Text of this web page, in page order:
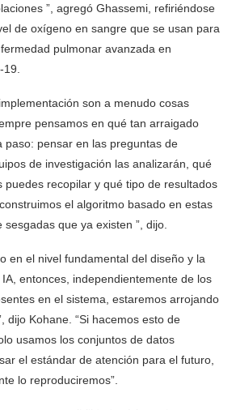
”, agregó Ghassemi, refiriéndose
de oxígeno en sangre que se usan para
pulmonar avanzada en
son a menudo cosas
pensamos en qué tan arraigado
paso: pensar en las preguntas de
de investigación las analizarán, qué
puedes recopilar y qué tipo de resultados
el algoritmo basado en estas
que ya existen ”, dijo.
en el nivel fundamental del diseño y la
entonces, independientemente de los
en el sistema, estaremos arrojando
dijo Kohane. “Si hacemos esto de
usamos los conjuntos de datos
el estándar de atención para el futuro,
lo reproduciremos”.